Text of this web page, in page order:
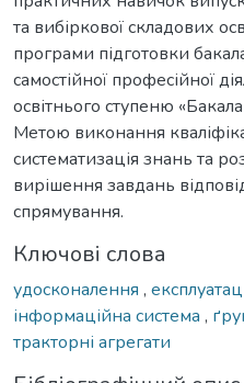
та вибіркової складових
програми підготовки
самостійної професійної
освітнього ступеню
Метою виконання
систематизація знань та
вирішення завдань
спрямування.
Ключові слова
удосконалення ,
інформаційна система ,
тракторні агрегати